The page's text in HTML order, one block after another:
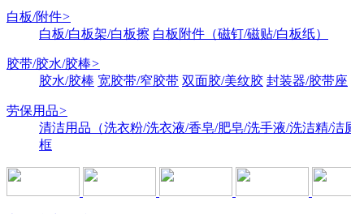
白板/附件>
白板/白板架/白板擦 白板附件（磁钉/磁贴/白板纸）
胶带/胶水/胶棒>
胶水/胶棒 宽胶带/窄胶带 双面胶/美纹胶 封装器/胶带座
劳保用品>
清洁用品（洗衣粉/洗衣液/香皂/肥皂/洗手液/洗洁精/洁
框